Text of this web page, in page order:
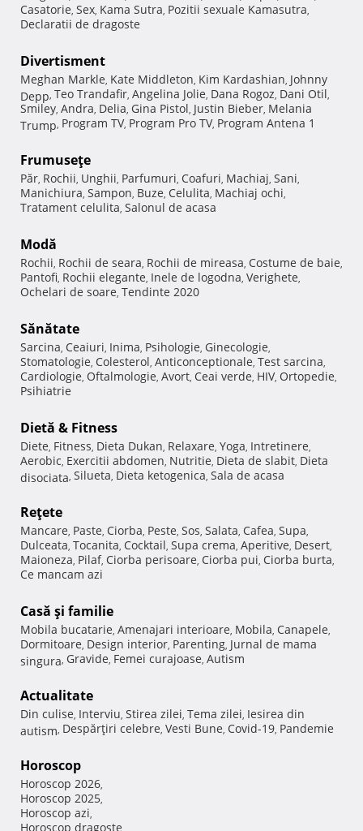
Casatorie, Sex, Kama Sutra, Pozitii sexuale Kamasutra,
Declaratii de dragoste
Divertisment
Meghan Markle, Kate Middleton, Kim Kardashian, Johnny
Depp, Teo Trandafir, Angelina Jolie, Dana Rogoz, Dani Otil,
Smiley, Andra, Delia, Gina Pistol, Justin Bieber, Melania
Trump, Program TV, Program Pro TV, Program Antena 1
Frumuseţe
Păr, Rochii, Unghii, Parfumuri, Coafuri, Machiaj, Sani,
Manichiura, Sampon, Buze, Celulita, Machiaj ochi,
Tratament celulita, Salonul de acasa
Modă
Rochii, Rochii de seara, Rochii de mireasa, Costume de baie,
Pantofi, Rochii elegante, Inele de logodna, Verighete,
Ochelari de soare, Tendinte 2020
Sănătate
Sarcina, Ceaiuri, Inima, Psihologie, Ginecologie,
Stomatologie, Colesterol, Anticonceptionale, Test sarcina,
Cardiologie, Oftalmologie, Avort, Ceai verde, HIV, Ortopedie,
Psihiatrie
Dietă & Fitness
Diete, Fitness, Dieta Dukan, Relaxare, Yoga, Intretinere,
Aerobic, Exercitii abdomen, Nutritie, Dieta de slabit, Dieta
disociata, Silueta, Dieta ketogenica, Sala de acasa
Reţete
Mancare, Paste, Ciorba, Peste, Sos, Salata, Cafea, Supa,
Dulceata, Tocanita, Cocktail, Supa crema, Aperitive, Desert,
Maioneza, Pilaf, Ciorba perisoare, Ciorba pui, Ciorba burta,
Ce mancam azi
Casă şi familie
Mobila bucatarie, Amenajari interioare, Mobila, Canapele,
Dormitoare, Design interior, Parenting, Jurnal de mama
singura, Gravide, Femei curajoase, Autism
Actualitate
Din culise, Interviu, Stirea zilei, Tema zilei, Iesirea din
autism, Despărţiri celebre, Vesti Bune, Covid-19, Pandemie
Horoscop
Horoscop 2026,
Horoscop 2025,
Horoscop azi,
Horoscop dragoste